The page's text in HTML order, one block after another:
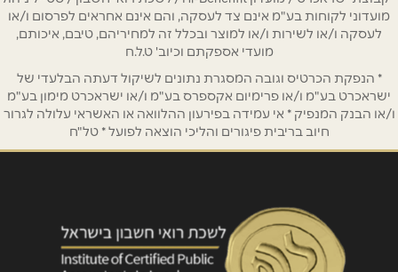
אימייל *
אנא חזרו אלי בקשר ל...
הודעה *
מועדוני לקוחות בע"מ אינם צד לעסקה, והם אינם אחראים לפרסום ו/או
לעסקה ו/או לשירות ו/או למוצר ובכלל זה למחיריהם, טיבם, איכותם,
מועדי אספקתם וכיוב' ט.ל.ח
* הנפקת הכרטיס וגובה המסגרת נתונים לשיקול דעתה הבלעדי של
ישראכרט בע"מ ו/או פרימיום אקספרס בע"מ ו/או ישראכרט מימון בע"מ
ו/או הבנק המנפיק * אי עמידה בפירעון ההלוואה או האשראי עלולה לגרור
חיוב בריבית פיגורים והליכי הוצאה לפועל * טל"ח